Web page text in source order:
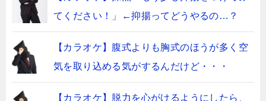
てください！」←抑揚ってどうやるの…？
【カラオケ】腹式よりも胸式のほうが多く空
気を取り込める気がするんだけど・・・
【カラオケ】脱力を心がけるようにしたら、